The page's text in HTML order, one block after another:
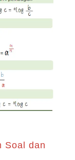
Soal dan